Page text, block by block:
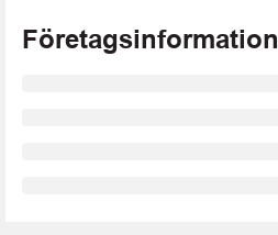
Företagsinformation